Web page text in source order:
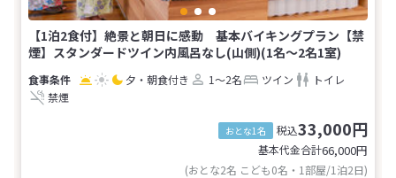
【1泊2食付】絶景と朝日に感動 基本バイキングプラン【禁
煙】スタンダードツイン内風呂なし(山側)(1名～2名1室)
夕・朝食付き 1～2名 ツイン
トイレ
禁煙
おとな1名 税込33,000円
基本代金合計66,000円
(おとな2名 こども0名・1部屋/1泊2日)